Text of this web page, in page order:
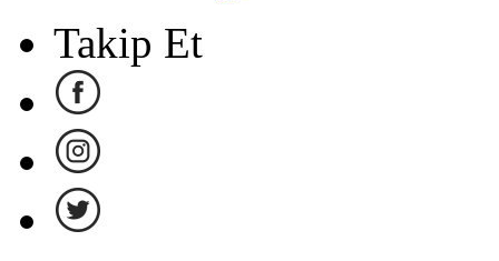
Takip Et